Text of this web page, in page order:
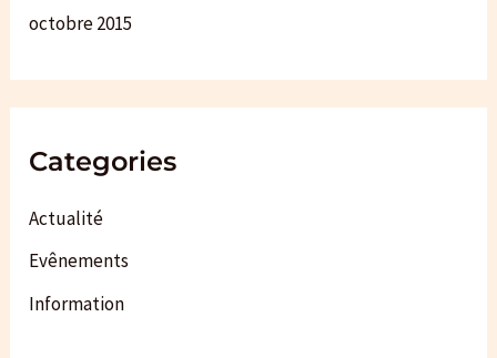
octobre 2015
Categories
Actualité
Evênements
Information